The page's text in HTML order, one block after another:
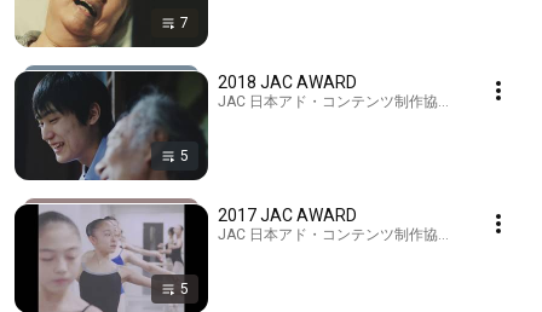
7
5
2018 JAC AWARD
JAC 日本アド・コンテンツ制作協会 · Playlist
5
2017 JAC AWARD
JAC 日本アド・コンテンツ制作協会 · Playlist